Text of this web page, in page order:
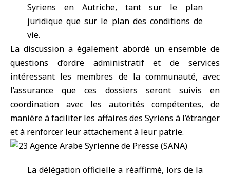
Syriens en Autriche, tant sur le plan
juridique que sur le plan des conditions de
vie.
La discussion a également abordé un ensemble de
questions d’ordre administratif et de services
intéressant les membres de la communauté, avec
l’assurance que ces dossiers seront suivis en
coordination avec les autorités compétentes, de
manière à faciliter les affaires des Syriens à l’étranger
et à renforcer leur attachement à leur patrie.
La délégation officielle a réaffirmé, lors de la